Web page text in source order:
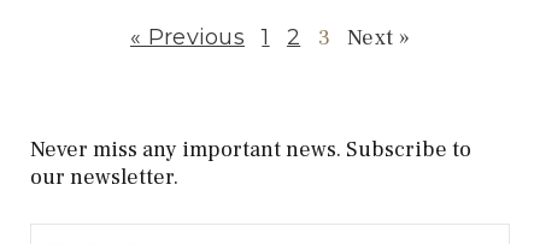
« Previous 1 2 3 Next »
Never miss any important news. Subscribe to
our newsletter.